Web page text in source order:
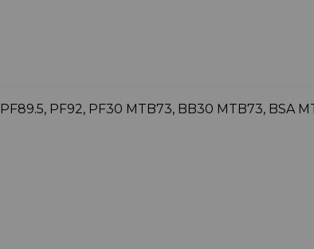
PF92, PF30 MTB73, BB30 MTB73, BSA